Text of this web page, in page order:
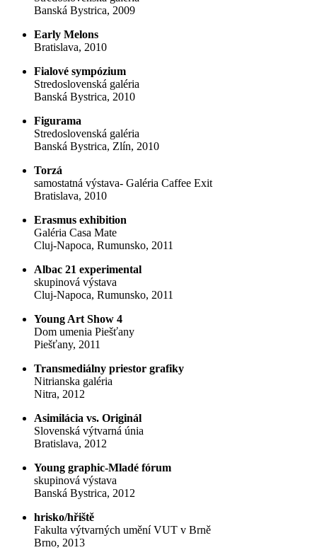
Banská Bystrica, 2009
Early Melons
Bratislava, 2010
Fialové sympózium
Stredoslovenská galéria
Banská Bystrica, 2010
Figurama
Stredoslovenská galéria
Banská Bystrica, Zlín, 2010
Torzá
samostatná výstava- Galéria Caffee Exit
Bratislava, 2010
Erasmus exhibition
Galéria Casa Mate
Cluj-Napoca, Rumunsko, 2011
Albac 21 experimental
skupinová výstava
Cluj-Napoca, Rumunsko, 2011
Young Art Show 4
Dom umenia Piešťany
Piešťany, 2011
Transmediálny priestor grafiky
Nitrianska galéria
Nitra, 2012
Asimilácia vs. Originál
Slovenská výtvarná únia
Bratislava, 2012
Young graphic-Mladé fórum
skupinová výstava
Banská Bystrica, 2012
hrisko/hřiště
Fakulta výtvarných umění VUT v Brně
Brno, 2013